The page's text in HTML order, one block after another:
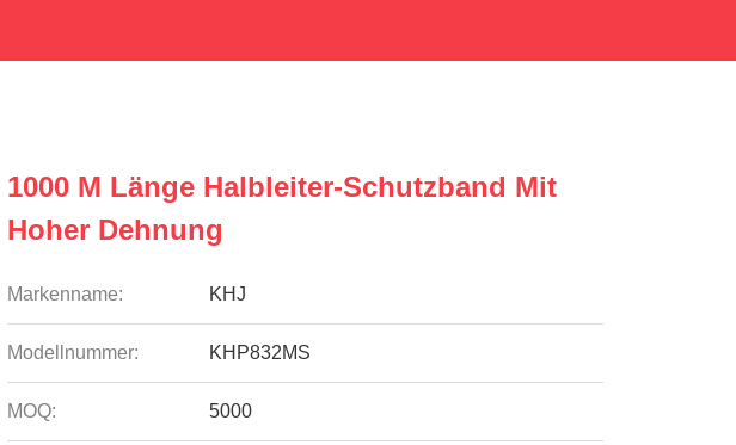
1000 M Länge Halbleiter-Schutzband Mit
Hoher Dehnung
Markenname: KHJ
Modellnummer: KHP832MS
MOQ: 5000